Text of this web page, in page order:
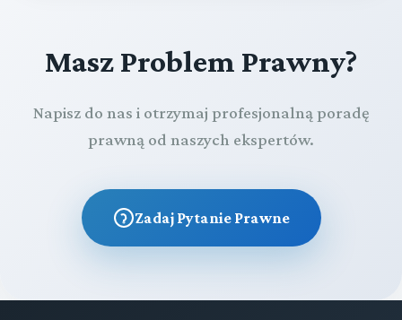
Masz Problem Prawny?
Napisz do nas i otrzymaj profesjonalną poradę
prawną od naszych ekspertów.
Zadaj Pytanie Prawne